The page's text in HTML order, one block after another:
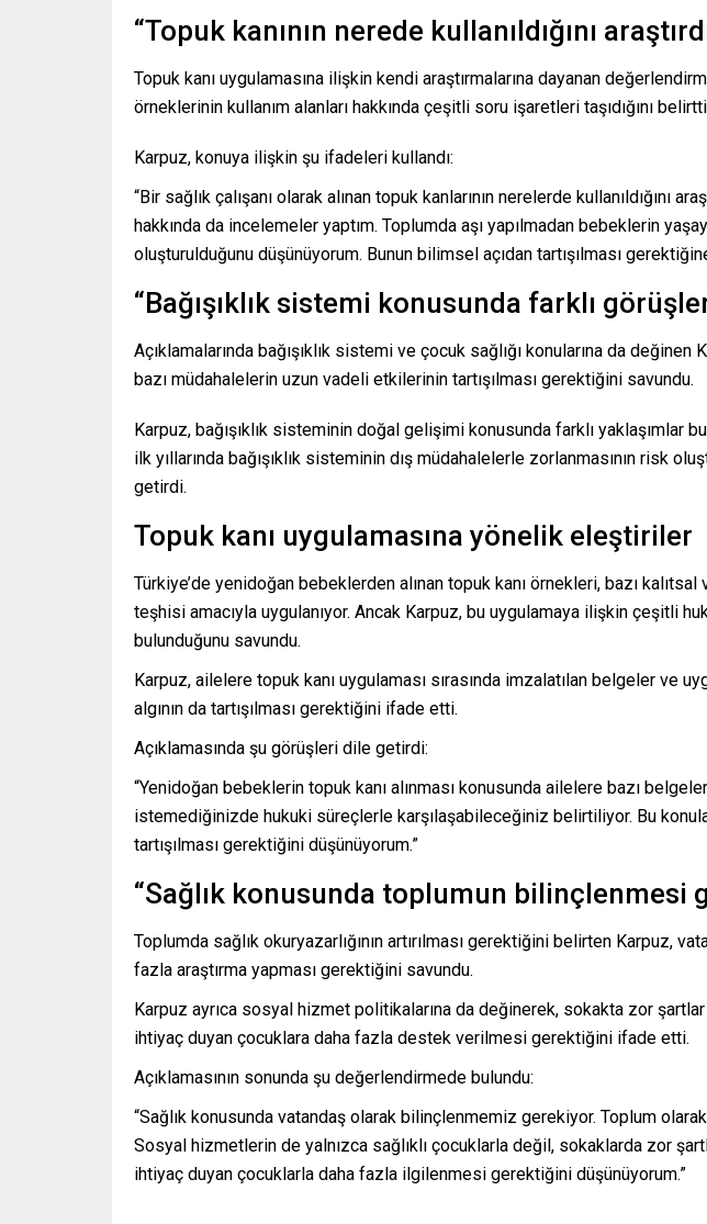
“Topuk kanının nerede kullanıldığını
Topuk kanı uygulamasına ilişkin kendi araştırmalarına dayanan
örneklerinin kullanım alanları hakkında çeşitli soru işaretleri taşıdığını
Karpuz, konuya ilişkin şu ifadeleri kullandı:
“Bir sağlık çalışanı olarak alınan topuk kanlarının nerelerde kullanıldığını
hakkında da incelemeler yaptım. Toplumda aşı yapılmadan bebeklerin
oluşturulduğunu düşünüyorum. Bunun bilimsel açıdan tartışılması
“Bağışıklık sistemi konusunda farklı
Açıklamalarında bağışıklık sistemi ve çocuk sağlığı konularına da
bazı müdahalelerin uzun vadeli etkilerinin tartışılması gerektiğini savundu.
Karpuz, bağışıklık sisteminin doğal gelişimi konusunda farklı yaklaşımlar
ilk yıllarında bağışıklık sisteminin dış müdahalelerle zorlanmasının risk
getirdi.
Topuk kanı uygulamasına yönelik eleştiriler
Türkiye’de yenidoğan bebeklerden alınan topuk kanı örnekleri, bazı
teşhisi amacıyla uygulanıyor. Ancak Karpuz, bu uygulamaya ilişkin çeşitli
bulunduğunu savundu.
Karpuz, ailelere topuk kanı uygulaması sırasında imzalatılan belgeler ve
algının da tartışılması gerektiğini ifade etti.
Açıklamasında şu görüşleri dile getirdi:
“Yenidoğan bebeklerin topuk kanı alınması konusunda ailelere bazı
istemediğinizde hukuki süreçlerle karşılaşabileceğiniz belirtiliyor. Bu
tartışılması gerektiğini düşünüyorum.”
“Sağlık konusunda toplumun bilinçlenmesi
Toplumda sağlık okuryazarlığının artırılması gerektiğini belirten Karpuz,
fazla araştırma yapması gerektiğini savundu.
Karpuz ayrıca sosyal hizmet politikalarına da değinerek, sokakta zor
ihtiyaç duyan çocuklara daha fazla destek verilmesi gerektiğini ifade etti.
Açıklamasının sonunda şu değerlendirmede bulundu:
“Sağlık konusunda vatandaş olarak bilinçlenmemiz gerekiyor. Toplum
Sosyal hizmetlerin de yalnızca sağlıklı çocuklarla değil, sokaklarda zor
ihtiyaç duyan çocuklarla daha fazla ilgilenmesi gerektiğini düşünüyorum.”